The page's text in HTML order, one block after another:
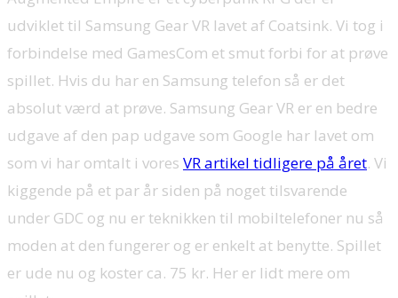
udviklet til Samsung Gear VR lavet af Coatsink. Vi tog i
forbindelse med GamesCom et smut forbi for at prøve
spillet. Hvis du har en Samsung telefon så er det
absolut værd at prøve. Samsung Gear VR er en bedre
udgave af den pap udgave som Google har lavet om
som vi har omtalt i vores VR artikel tidligere på året. Vi
kiggende på et par år siden på noget tilsvarende
under GDC og nu er teknikken til mobiltelefoner nu så
moden at den fungerer og er enkelt at benytte. Spillet
er ude nu og koster ca. 75 kr. Her er lidt mere om